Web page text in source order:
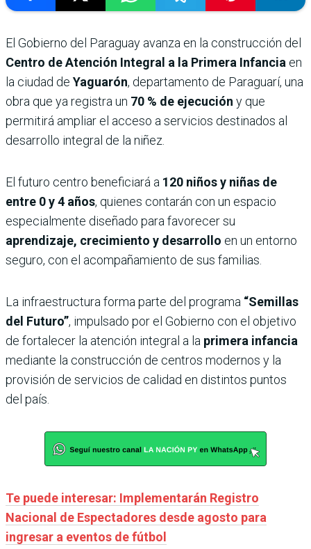
El Gobierno del Paraguay avanza en la construcción del
Centro de Atención Integral a la Primera Infancia en
la ciudad de Yaguarón, departamento de Paraguarí, una
obra que ya registra un 70 % de ejecución y que
permitirá ampliar el acceso a servicios destinados al
desarrollo integral de la niñez.
El futuro centro beneficiará a 120 niños y niñas de
entre 0 y 4 años, quienes contarán con un espacio
especialmente diseñado para favorecer su
aprendizaje, crecimiento y desarrollo en un entorno
seguro, con el acompañamiento de sus familias.
La infraestructura forma parte del programa “Semillas
del Futuro”, impulsado por el Gobierno con el objetivo
de fortalecer la atención integral a la primera infancia
mediante la construcción de centros modernos y la
provisión de servicios de calidad en distintos puntos
del país.
Te puede interesar: Implementarán Registro
Nacional de Espectadores desde agosto para
ingresar a eventos de fútbol